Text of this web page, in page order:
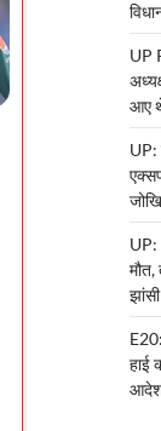
UP
आए
UP:
UP:
झांसी
हाई